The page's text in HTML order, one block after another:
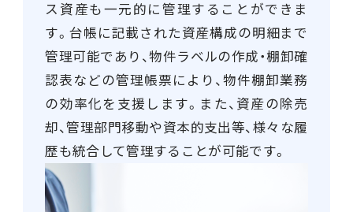
給与明細閲覧
健康経営支援サービス
「Uwell（ユーウェル）」
販売管理
販売・購買・在庫管理
ス資産も一元的に管理することができま
す。台帳に記載された資産構成の明細まで
管理可能であり、物件ラベルの作成・棚卸確
認表などの管理帳票により、物件棚卸業務
の効率化を支援します。また、資産の除売
却、管理部門移動や資本的支出等、様々な履
歴も統合して管理することが可能です。